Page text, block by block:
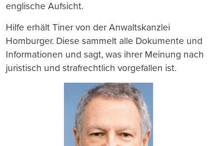
englische Aufsicht.
Hilfe erhält Tiner von der Anwaltskanzlei
Homburger. Diese sammelt alle Dokumente und
Informationen und sagt, was ihrer Meinung nach
juristisch und strafrechtlich vorgefallen ist.